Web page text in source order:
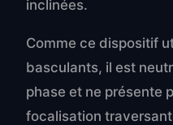
inclinées.
Comme ce dispositif
basculants, il est
phase et ne présente
focalisation